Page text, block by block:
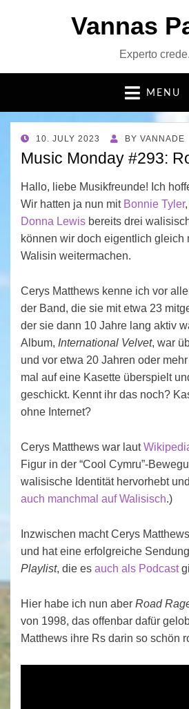
Vannas
Experto crede.
MENU
POSTED
ON
10. JULY 2023 BY VANNADE
Music Monday #293:
Hallo, liebe Musikfreunde! Ich
Wir hatten ja nun mit Bonnie Tyler,
Donna Lewis bereits drei
können wir doch eigentlich gleich
Walisin weitermachen.
Cerys Matthews kenne ich vor
der Band, die sie mit etwa 23
der sie dann 10 Jahre lang aktiv
Album, International Velvet, war
und vor etwa 20 Jahren oder
mal auf eine Kasette überspielt
geschickt. Kennt ihr das noch?
ohne Internet?
Cerys Matthews war laut
Figur in der “Cool Cymru”-
walisische Identität hervorhebt
auch manchmal auf Walisisch.)
Inzwischen macht Cerys
und hat eine erfolgreiche
Playlist, die es auch als Podcast
Hier habe ich nun aber Road
von 1998, das offenbar dafür
Matthews ihre Rs darin so schön